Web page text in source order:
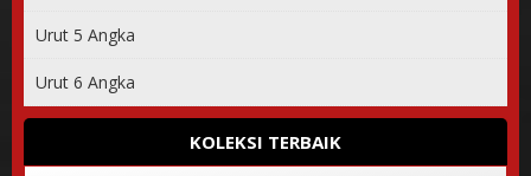
Urut 5 Angka
Urut 6 Angka
KOLEKSI TERBAIK
0812 80 1168